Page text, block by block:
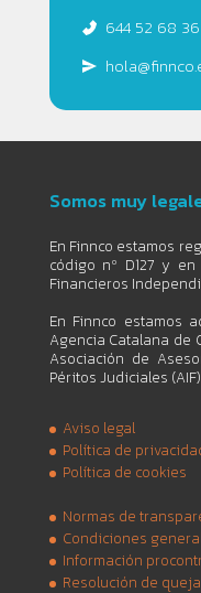
644 52 68 36
Somos muy
En Finnco estamos
código nº D127 y
Financieros
En Finnco estamos
Agencia Catalana de
Asociación de
Péritos Judiciales (AIF)
Aviso legal
Política de
Política de cookies
Normas de
Condiciones
Información
Resolución de